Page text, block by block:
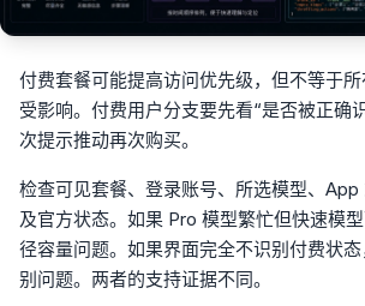
付费套餐可能提高访问优先级，但不等于
受影响。付费用户分支要先看“是否被正确
次提示推动再次购买。
检查可见套餐、登录账号、所选模型、
及官方状态。如果 Pro 模型繁忙但快速模
径容量问题。如果界面完全不识别付费状
别问题。两者的支持证据不同。